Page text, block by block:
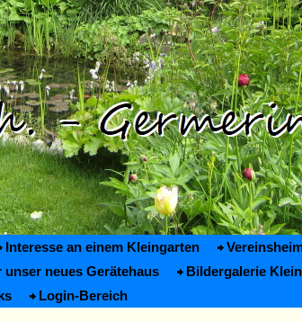
Interesse an einem Kleingarten
neues Gerätehaus Bildergalerie
Login-Bereich